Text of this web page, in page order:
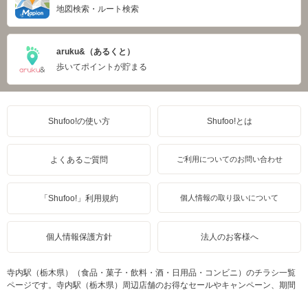
地図検索・ルート検索
aruku&（あるくと）
歩いてポイントが貯まる
Shufoo!の使い方 Shufoo!とは
よくあるご質問 ご利用についてのお問い合わせ
「Shufoo!」利用規約 個人情報の取り扱いについて
個人情報保護方針 法人のお客様へ
寺内駅（栃木県）（食品・菓子・飲料・酒・日用品・コンビニ）のチラシ一覧
ページです。寺内駅（栃木県）周辺店舗のお得なセールやキャンペーン、期間